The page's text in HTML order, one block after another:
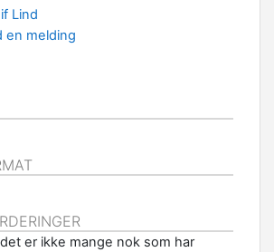
Lind
en melding
er ikke mange nok som har